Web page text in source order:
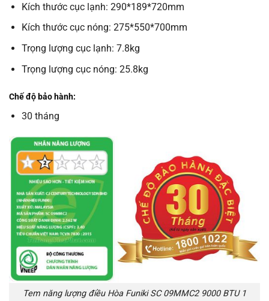
Kích thước cục lạnh: 290*189*720mm
Kích thước cục nóng: 275*550*700mm
Trọng lượng cục lạnh: 7.8kg
Trọng lượng cục nóng: 25.8kg
Chế độ bảo hành:
30 tháng
Tem năng lượng điều Hòa Funiki SC 09MMC2 9000 BTU 1